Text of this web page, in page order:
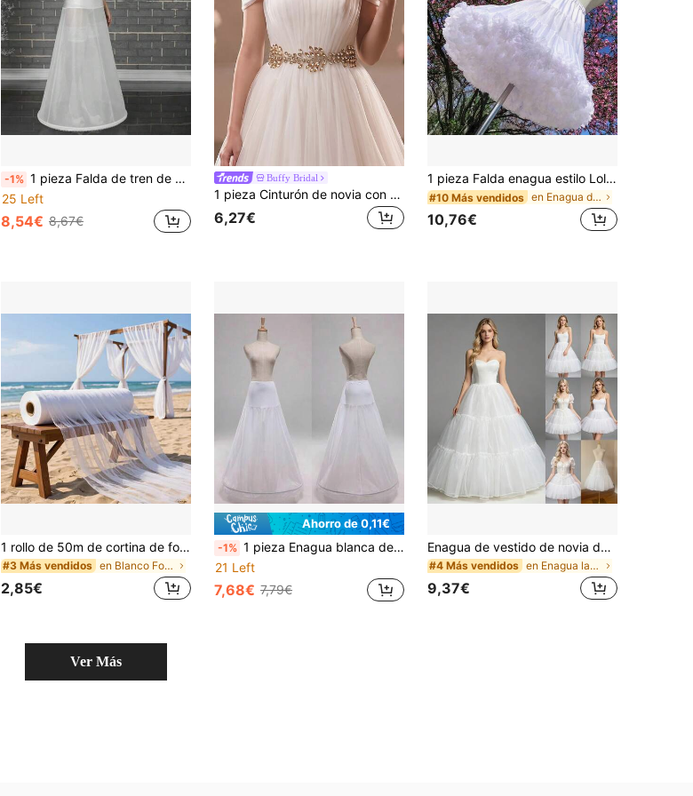
-1% 1 pieza Falda de tren de vestido de novia, enagua de aros de línea A con 1 aro, ajustable a la cintura para mujer, elegante, para fiesta
25 Left
8,54€ 8,67€
Buffy Bridal
1 pieza Cinturón de novia con strass brillante, adecuado como accesorio para fiesta de boda
6,27€
1 pieza Falda enagua estilo Lolita en línea A, con volantes blancos ligeros, falda interior con estética gótica y de estilo callejero Y2K linda
#10 Más vendidos en Enagua de talla grande Enaguas
10,76€
1 rollo de 50m de cortina de fondo elegante blanca y transparente para arco de boda, tela de malla de poliéster, adecuada para arco de boda, fondo de ceremonia, fiesta de cumpleaños, despedida de soltero, decoración de techo a piso, adecuada para Halloween, Acción de Gracias, Día de San Patricio, Día de San Valentín
#3 Más vendidos en Blanco Fondo de fiesta
2,85€
Ahorro de 0,11€
-1% 1 pieza Enagua blanca de mujer con crinolina, enagua ajustable para la cintura para vestido de novia, vestido de fiesta, vestido con velo, ropa de otoño para mujer
21 Left
7,68€ 7,79€
Enagua de vestido de novia de 80cm/70cm/60cm/40cm/30cm, falda de tul suave de 2 capas/4 capas de fibra de poliéster con cintura/largo ajustable, enagua esponjosa adecuada para boda, Lolita, cosplay
#4 Más vendidos en Enagua larga Accesorios De Boda
9,37€
Ver Más